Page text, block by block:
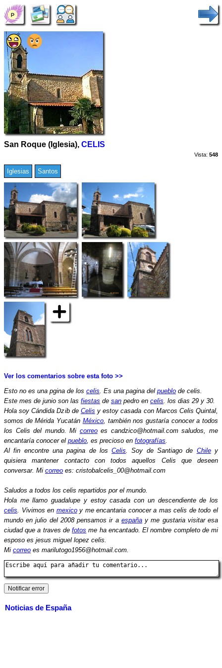
San Roque (Iglesia), CELIS
Vista: 548
Iglesias Santos
Ver los comentarios sobre esta foto >>
Esto no es una pgina de los celis. Es una pagina del pueblo de celis.
Este mes de junio son las fiestas de san pedro en celis. los dias 29 y 30.
Hola soy Cándida Dzib de Celis y estoy casada con Marcos Celis Quintal,
somos de Mérida Yucatán México, también nos gustaría conocer a todos
los Celis del mundo. Mi correoes candzico@hotmail.com saludos, me
encantaría conocer el pueblo, es precioso en fotografías.
Al fin encontre una pagina de losCelis. Soy de Santiago de Chiley
quisiera mantener contacto con todos aquellos Celis que deseen
conversar. Mi correo es: cristobalcelis_00@hotmail.com
Saludos a todos los celis repartidos por el mundo.
Hola me llamo guadalupe y estoy casada con un descendiente de los
celis. Vivimos en mexicoy me encantaria conocer a mas celis de todo el
mundo en julio del 2008 pensamos ir a españay me gustaria visitar esa
ciudad que a traves defotos me ha encantado. El nombre completo de mi
esposo es jesus miguel lopez celis.
Mi correo es marilutogo1956@hotmail.com.
Noticias de España